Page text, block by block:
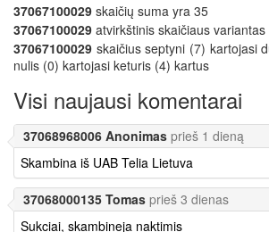
37067100029 skaičių suma yra 35
37067100029 atvirkštinis skaičiaus
37067100029 skaičius septyni (7) kartojasi
nulis (0) kartojasi keturis (4) kartus
Visi naujausi komentarai
37068968006 Anonimas prieš 1 dieną
Skambina iš UAB Telia Lietuva
37068000135 Tomas prieš 3 dienas
Sukciai, skambineja naktimis